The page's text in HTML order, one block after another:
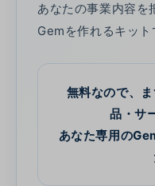
あなたの事業内容を
Gemを作れるキット
無料なので、
品・サ
あなた専用の